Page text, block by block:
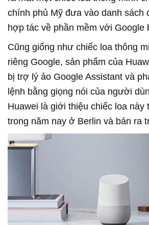
chính phủ Mỹ đưa vào danh sách
hợp tác về phần mềm với Google
Cũng giống như chiếc loa thông
riêng Google, sản phẩm của
bị trợ lý ảo Google Assistant và
lệnh bằng giọng nói của người
Huawei là giới thiệu chiếc loa này
trong năm nay ở Berlin và bán ra